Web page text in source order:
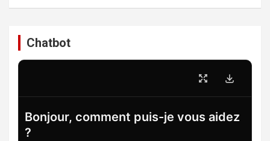
Chatbot
Bonjour, comment puis-je vous aidez
?